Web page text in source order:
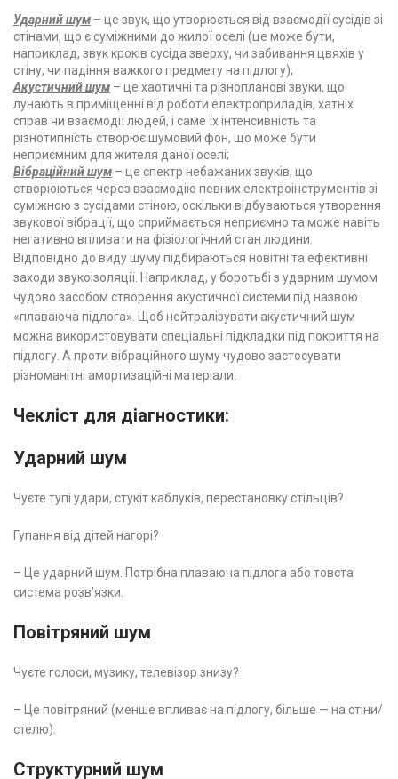
Ударний шум – це звук, що утворюється від взаємодії сусідів зі
стінами, що є суміжними до жилої оселі (це може бути,
наприклад, звук кроків сусіда зверху, чи забивання цвяхів у
стіну, чи падіння важкого предмету на підлогу);
Акустичний шум – це хаотичні та різнопланові звуки, що
лунають в приміщенні від роботи електроприладів, хатніх
справ чи взаємодії людей, і саме їх інтенсивність та
різнотипність створює шумовий фон, що може бути
неприємним для жителя даної оселі;
Вібраційний шум – це спектр небажаних звуків, що
створюються через взаємодію певних електроінструментів зі
суміжною з сусідами стіною, оскільки відбуваються утворення
звукової вібрації, що сприймається неприємно та може навіть
негативно впливати на фізіологічний стан людини.
Відповідно до виду шуму підбираються новітні та ефективні
заходи звукоізоляції. Наприклад, у боротьбі з ударним шумом
чудово засобом створення акустичної системи під назвою
«плаваюча підлога». Щоб нейтралізувати акустичний шум
можна використовувати спеціальні підкладки під покриття на
підлогу. А проти вібраційного шуму чудово застосувати
різноманітні амортизаційні матеріали.
Чекліст для діагностики:
Ударний шум
Чуєте тупі удари, стукіт каблуків, перестановку стільців?
Гупання від дітей нагорі?
– Це ударний шум. Потрібна плаваюча підлога або товста
система розв’язки.
Повітряний шум
Чуєте голоси, музику, телевізор знизу?
– Це повітряний (менше впливає на підлогу, більше — на стіни/
стелю).
Структурний шум